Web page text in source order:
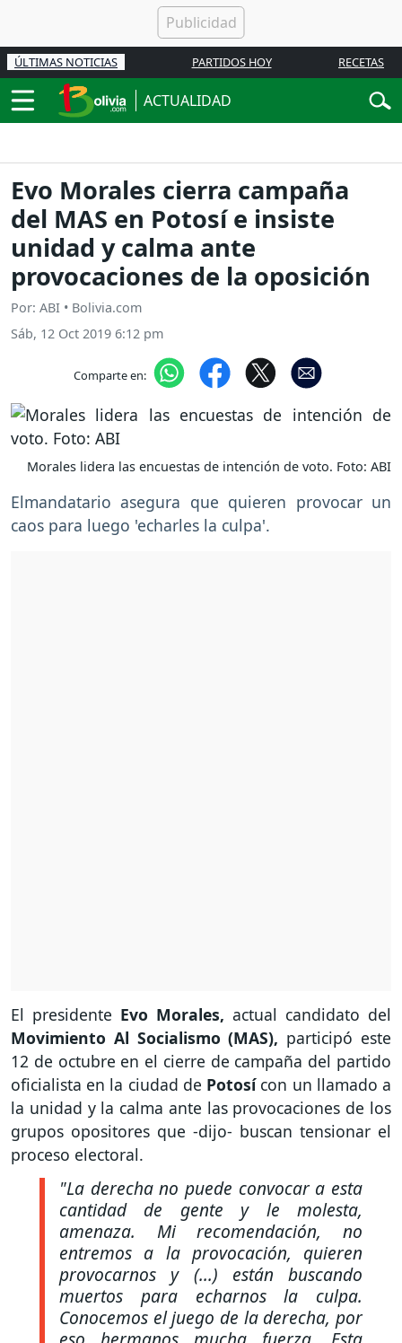
ÚLTIMAS NOTICIAS PARTIDOS HOY RECETAS
ACTUALIDAD
Evo Morales cierra campaña
del MAS en Potosí e insiste
unidad y calma ante
provocaciones de la oposición
Por: ABI • Bolivia.com
Sáb, 12 Oct 2019 6:12 pm
Comparte en:
Morales lidera las encuestas de intención de voto. Foto: ABI
Elmandatario asegura que quieren provocar un
caos para luego 'echarles la culpa'.
El presidente Evo Morales, actual candidato del
Movimiento Al Socialismo (MAS), participó este
12 de octubre en el cierre de campaña del partido
oficialista en la ciudad de Potosí con un llamado a
la unidad y la calma ante las provocaciones de los
grupos opositores que -dijo- buscan tensionar el
proceso electoral.
"La derecha no puede convocar a esta
cantidad de gente y le molesta,
amenaza. Mi recomendación, no
entremos a la provocación, quieren
provocarnos y (...) están buscando
muertos para echarnos la culpa.
Conocemos el juego de la derecha, por